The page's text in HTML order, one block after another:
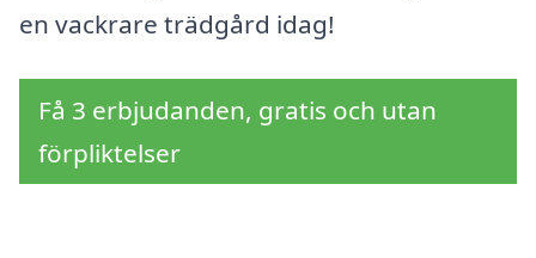
en vackrare trädgård idag!
Få 3 erbjudanden, gratis och utan
förpliktelser